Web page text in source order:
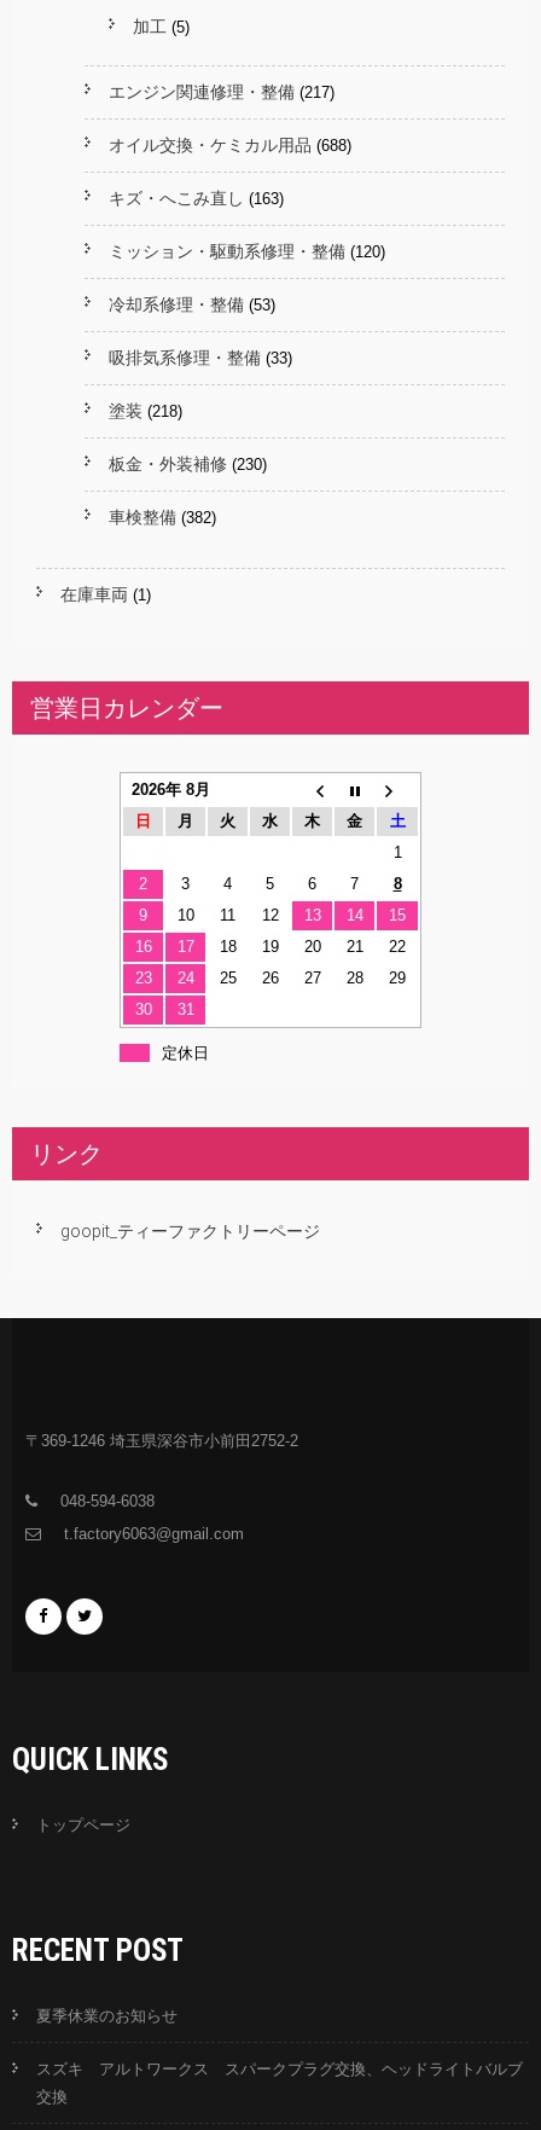
加工 (5)
エンジン関連修理・整備 (217)
オイル交換・ケミカル用品 (688)
キズ・へこみ直し (163)
ミッション・駆動系修理・整備 (120)
冷却系修理・整備 (53)
吸排気系修理・整備 (33)
塗装 (218)
板金・外装補修 (230)
車検整備 (382)
在庫車両 (1)
営業日カレンダー
2026年 8月
日
月 火 水 木 金
土
1
2
3 4 5 6 7
8
9
10 11 12 13 14
15
16
17 18 19 20 21
22
23
24 25 26 27 28
29
30
31
定休日
リンク
goopit_ティーファクトリーページ
〒369-1246 埼玉県深谷市小前田2752-2
048-594-6038
t.factory6063@gmail.com
QUICK LINKS
トップページ
RECENT POST
夏季休業のお知らせ
スズキ アルトワークス スパークプラグ交換、ヘッドライトバルブ
交換